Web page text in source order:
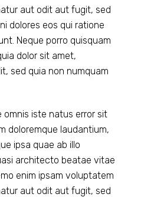
aut odit aut fugit, sed
dolores eos qui ratione
Neque porro quisquam
dolor sit amet,
sed quia non numquam
iste natus error sit
doloremque laudantium,
ipsa quae ab illo
architecto beatae vitae
enim ipsam voluptatem
aut odit aut fugit, sed